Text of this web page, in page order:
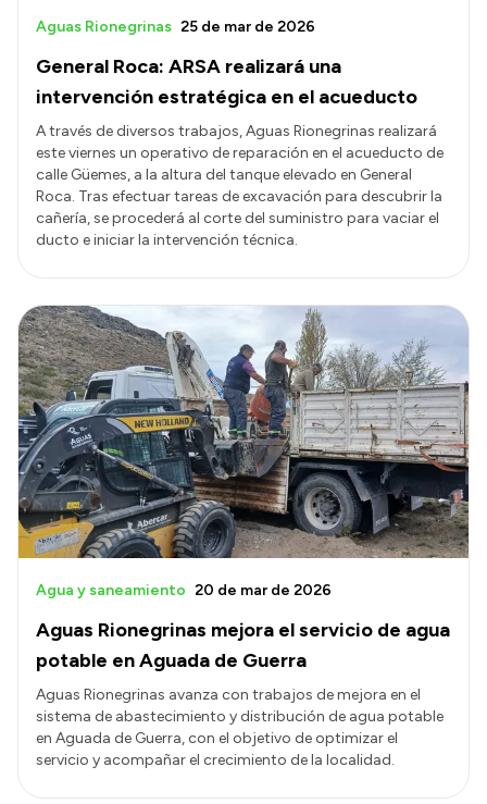
General Roca: ARSA realizará una
intervención estratégica en el acueducto
Aguas Rionegrinas 25 de mar de 2026
A través de diversos trabajos, Aguas Rionegrinas realizará
este viernes un operativo de reparación en el acueducto de
calle Güemes, a la altura del tanque elevado en General
Roca. Tras efectuar tareas de excavación para descubrir la
cañería, se procederá al corte del suministro para vaciar el
ducto e iniciar la intervención técnica.
Aguas Rionegrinas mejora el servicio de agua
potable en Aguada de Guerra
Agua y saneamiento 20 de mar de 2026
Aguas Rionegrinas avanza con trabajos de mejora en el
sistema de abastecimiento y distribución de agua potable
en Aguada de Guerra, con el objetivo de optimizar el
servicio y acompañar el crecimiento de la localidad.